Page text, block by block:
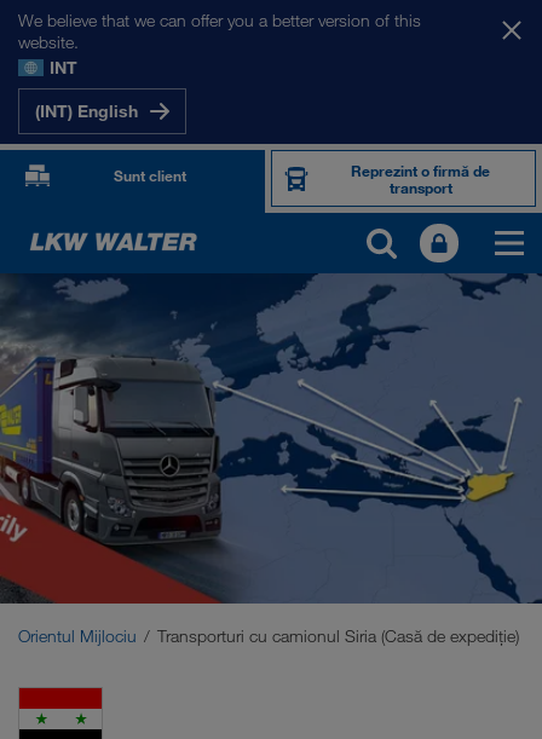
We believe that we can offer you a better version of this
website.
INT
(INT) English
Sunt client
Reprezint o firmă de
transport
PIEȚELE NOASTRE
Europa
Asia Centrală
Rusia
Orientul Mijlociu
Orientul Mijlociu Transporturi cu camionul Siria (Casă de expediţie)